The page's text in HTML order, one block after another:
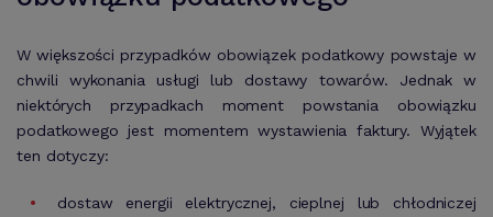
W większości przypadków obowiązek podatkowy powstaje w
chwili wykonania usługi lub dostawy towarów. Jednak w
niektórych przypadkach moment powstania obowiązku
podatkowego jest momentem wystawienia faktury. Wyjątek
ten dotyczy:
dostaw energii elektrycznej, cieplnej lub chłodniczej